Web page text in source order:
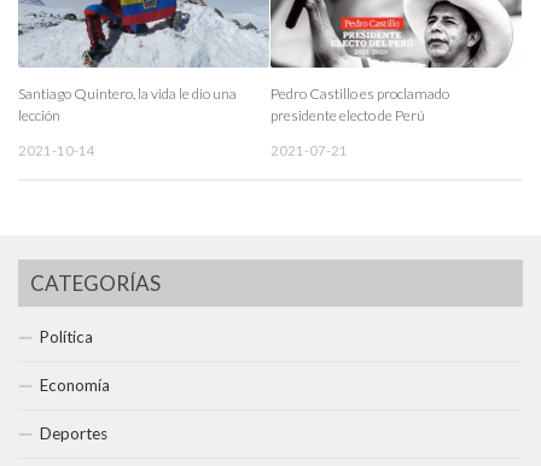
Santiago Quintero, la vida le dio una
lección
2021-10-14
Pedro Castillo es proclamado
presidente electo de Perú
2021-07-21
CATEGORÍAS
Política
Economía
Deportes